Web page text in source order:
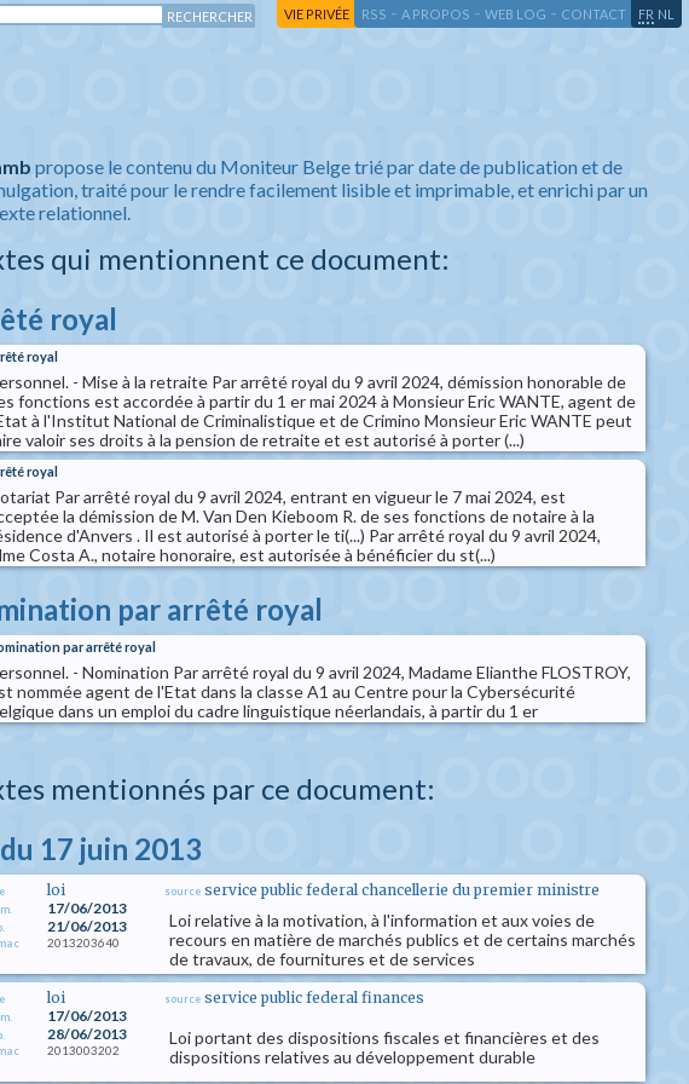
VIE PRIVÉE RSS - A PROPOS - WEB LOG - CONTACT FR NL
propose le contenu du Moniteur Belge trié par date de publication et de
traité pour le rendre facilement lisible et imprimable, et enrichi par un
relationnel.
qui mentionnent ce document:
royal
royal
- Mise à la retraite Par arrêté royal du 9 avril 2024, démission honorable de
fonctions est accordée à partir du 1 er mai 2024 à Monsieur Eric WANTE, agent de
à l'Institut National de Criminalistique et de Crimino Monsieur Eric WANTE peut
valoir ses droits à la pension de retraite et est autorisé à porter (...)
royal
Par arrêté royal du 9 avril 2024, entrant en vigueur le 7 mai 2024, est
la démission de M. Van Den Kieboom R. de ses fonctions de notaire à la
d'Anvers . Il est autorisé à porter le ti(...) Par arrêté royal du 9 avril 2024,
Costa A., notaire honoraire, est autorisée à bénéficier du st(...)
par arrêté royal
par arrêté royal
- Nomination Par arrêté royal du 9 avril 2024, Madame Elianthe FLOSTROY,
nommée agent de l'Etat dans la classe A1 au Centre pour la Cybersécurité
dans un emploi du cadre linguistique néerlandais, à partir du 1 er
mentionnés par ce document:
17 juin 2013
loi
17/06/2013
21/06/2013
2013203640
source service public federal chancellerie du premier ministre
Loi relative à la motivation, à l'information et aux voies de
recours en matière de marchés publics et de certains marchés
de travaux, de fournitures et de services
loi
17/06/2013
28/06/2013
2013003202
source service public federal finances
Loi portant des dispositions fiscales et financières et des
dispositions relatives au développement durable